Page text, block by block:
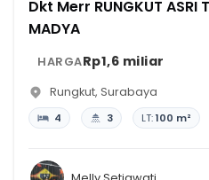
Dkt Merr RUNGKUT ASRI
MADYA
HARGARp1,6 miliar
Rungkut, Surabaya
4 3 LT:100 m²